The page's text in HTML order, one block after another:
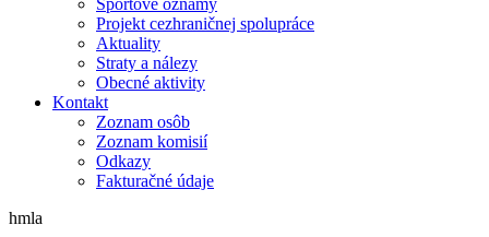
Športové oznamy
Projekt cezhraničnej spolupráce
Aktuality
Straty a nálezy
Obecné aktivity
Kontakt
Zoznam osôb
Zoznam komisií
Odkazy
Fakturačné údaje
hmla